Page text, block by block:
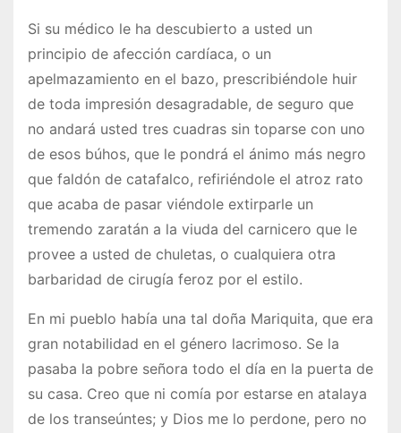
Si su médico le ha descubierto a usted un
principio de afección cardíaca, o un
apelmazamiento en el bazo, prescribiéndole huir
de toda impresión desagradable, de seguro que
no andará usted tres cuadras sin toparse con uno
de esos búhos, que le pondrá el ánimo más negro
que faldón de catafalco, refiriéndole el atroz rato
que acaba de pasar viéndole extirparle un
tremendo zaratán a la viuda del carnicero que le
provee a usted de chuletas, o cualquiera otra
barbaridad de cirugía feroz por el estilo.
En mi pueblo había una tal doña Mariquita, que era
gran notabilidad en el género lacrimoso. Se la
pasaba la pobre señora todo el día en la puerta de
su casa. Creo que ni comía por estarse en atalaya
de los transeúntes; y Dios me lo perdone, pero no